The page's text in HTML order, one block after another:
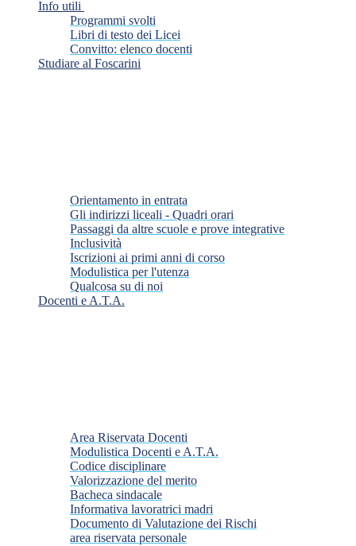
Info utili
Programmi svolti
Libri di testo dei Licei
Convitto: elenco docenti
Studiare al Foscarini
Orientamento in entrata
Gli indirizzi liceali - Quadri orari
Passaggi da altre scuole e prove integrative
Inclusività
Iscrizioni ai primi anni di corso
Modulistica per l'utenza
Qualcosa su di noi
Docenti e A.T.A.
Area Riservata Docenti
Modulistica Docenti e A.T.A.
Codice disciplinare
Valorizzazione del merito
Bacheca sindacale
Informativa lavoratrici madri
Documento di Valutazione dei Rischi
area riservata personale